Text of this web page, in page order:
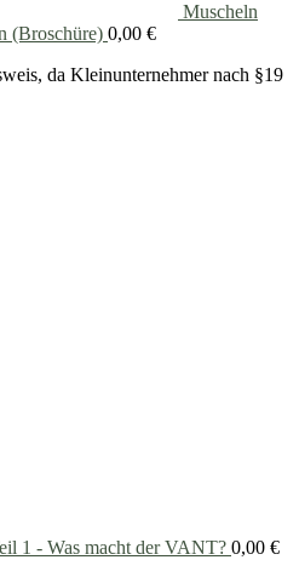
Muscheln
(Broschüre) 0,00 €
da Kleinunternehmer nach §19
1 - Was macht der VANT? 0,00 €